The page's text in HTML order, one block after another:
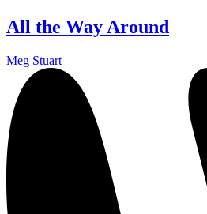
All the Way Around
Meg Stuart